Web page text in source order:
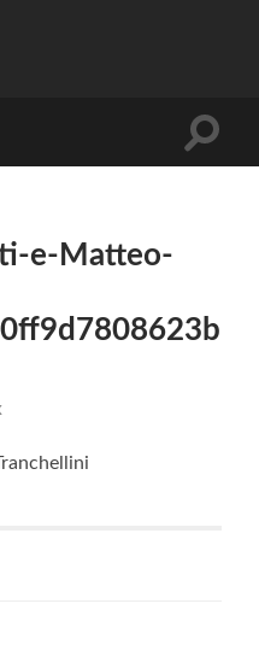
Toggle
e-Matteo-